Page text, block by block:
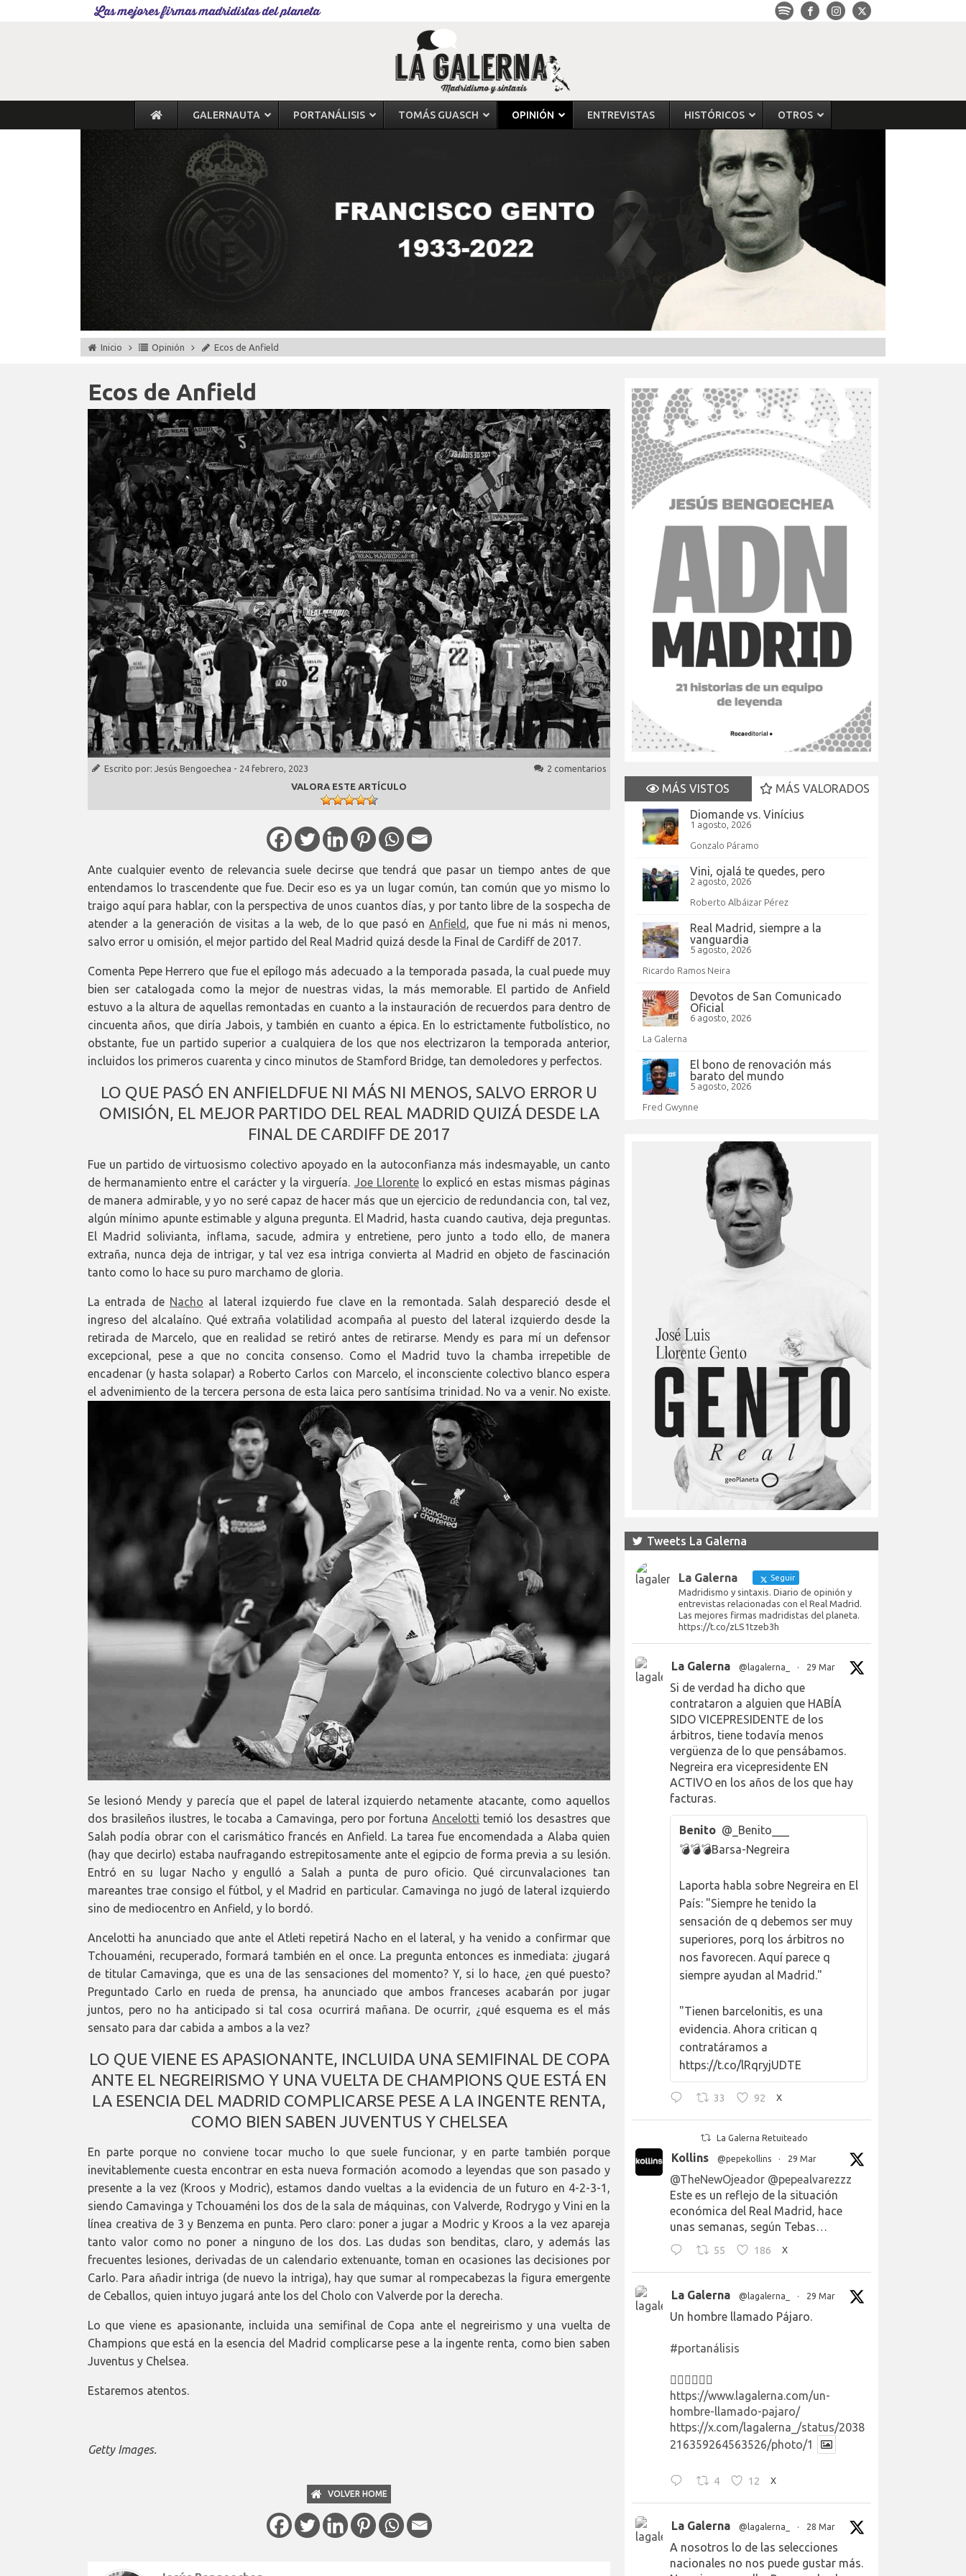
Las mejores firmas madridistas del planeta
GALERNAUTA PORTANÁLISIS TOMÁS GUASCH OPINIÓN ENTREVISTAS HISTÓRICOS OTROS
Inicio Opinión Ecos de Anfield
Ecos de Anfield
Escrito por: Jesús Bengoechea - 24 febrero, 2023
2 comentarios
VALORA ESTE ARTÍCULO
Ante cualquier evento de relevancia suele decirse que tendrá que pasar un tiempo antes de que
entendamos lo trascendente que fue. Decir eso es ya un lugar común, tan común que yo mismo lo
traigo aquí para hablar, con la perspectiva de unos cuantos días, y por tanto libre de la sospecha de
atender a la generación de visitas a la web, de lo que pasó en Anfield
, que fue ni más ni menos,
salvo error u omisión, el mejor partido del Real Madrid quizá desde la Final de Cardiff de 2017.
Comenta Pepe Herrero que fue el epílogo más adecuado a la temporada pasada, la cual puede muy
bien ser catalogada como la mejor de nuestras vidas, la más memorable. El partido de Anfield
estuvo a la altura de aquellas remontadas en cuanto a la instauración de recuerdos para dentro de
cincuenta años, que diría Jabois, y también en cuanto a épica. En lo estrictamente futbolístico, no
obstante, fue un partido superior a cualquiera de los que nos electrizaron la temporada anterior,
incluidos los primeros cuarenta y cinco minutos de Stamford Bridge, tan demoledores y perfectos.
LO QUE PASÓ EN ANFIELDFUE NI MÁS NI MENOS, SALVO ERROR U
OMISIÓN, EL MEJOR PARTIDO DEL REAL MADRID QUIZÁ DESDE LA
FINAL DE CARDIFF DE 2017
Fue un partido de virtuosismo colectivo apoyado en la autoconfianza más indesmayable, un canto
de hermanamiento entre el carácter y la virguería.
Joe Llorentelo explicó en estas mismas páginas
de manera admirable, y yo no seré capaz de hacer más que un ejercicio de redundancia con, tal vez,
algún mínimo apunte estimable y alguna pregunta. El Madrid, hasta cuando cautiva, deja preguntas.
El Madrid solivianta, inflama, sacude, admira y entretiene, pero junto a todo ello, de manera
extraña, nunca deja de intrigar, y tal vez esa intriga convierta al Madrid en objeto de fascinación
tanto como lo hace su puro marchamo de gloria.
La entrada de Nacho al lateral izquierdo fue clave en la remontada. Salah despareció desde el
ingreso del alcalaíno. Qué extraña volatilidad acompaña al puesto del lateral izquierdo desde la
retirada de Marcelo, que en realidad se retiró antes de retirarse. Mendy es para mí un defensor
excepcional, pese a que no concita consenso. Como el Madrid tuvo la chamba irrepetible de
encadenar (y hasta solapar) a Roberto Carlos con Marcelo, el inconsciente colectivo blanco espera
el advenimiento de la tercera persona de esta laica pero santísima trinidad. No va a venir. No existe.
Se lesionó Mendy y parecía que el papel de lateral izquierdo netamente atacante, como aquellos
dos brasileños ilustres, le tocaba a Camavinga, pero por fortunaAncelotti temió los desastres que
Salah podía obrar con el carismático francés en Anfield. La tarea fue encomendada a Alaba quien
(hay que decirlo) estaba naufragando estrepitosamente ante el egipcio de forma previa a su lesión.
Entró en su lugar Nacho y engulló a Salah a punta de puro oficio. Qué circunvalaciones tan
mareantes trae consigo el fútbol, y el Madrid en particular. Camavinga no jugó de lateral izquierdo
sino de mediocentro en Anfield, y lo bordó.
Ancelotti ha anunciado que ante el Atleti repetirá Nacho en el lateral, y ha venido a confirmar que
Tchouaméni, recuperado, formará también en el once. La pregunta entonces es inmediata: ¿jugará
de titular Camavinga, que es una de las sensaciones del momento? Y, si lo hace, ¿en qué puesto?
Preguntado Carlo en rueda de prensa, ha anunciado que ambos franceses acabarán por jugar
juntos, pero no ha anticipado si tal cosa ocurrirá mañana. De ocurrir, ¿qué esquema es el más
sensato para dar cabida a ambos a la vez?
LO QUE VIENE ES APASIONANTE, INCLUIDA UNA SEMIFINAL DE COPA
ANTE EL NEGREIRISMO Y UNA VUELTA DE CHAMPIONS QUE ESTÁ EN
LA ESENCIA DEL MADRID COMPLICARSE PESE A LA INGENTE RENTA,
COMO BIEN SABEN JUVENTUS Y CHELSEA
En parte porque no conviene tocar mucho lo que suele funcionar, y en parte también porque
inevitablemente cuesta encontrar en esta nueva formación acomodo a leyendas que son pasado y
presente a la vez (Kroos y Modric), estamos dando vueltas a la evidencia de un futuro en 4-2-3-1,
siendo Camavinga y Tchouaméni los dos de la sala de máquinas, con Valverde, Rodrygo y Vini en la
línea creativa de 3 y Benzema en punta. Pero claro: poner a jugar a Modric y Kroos a la vez apareja
tanto valor como no poner a ninguno de los dos. Las dudas son benditas, claro, y además las
frecuentes lesiones, derivadas de un calendario extenuante, toman en ocasiones las decisiones por
Carlo. Para añadir intriga (de nuevo la intriga), hay que sumar al rompecabezas la figura emergente
de Ceballos, quien intuyo jugará ante los del Cholo con Valverde por la derecha.
Lo que viene es apasionante, incluida una semifinal de Copa ante el negreirismo y una vuelta de
Champions que está en la esencia del Madrid complicarse pese a la ingente renta, como bien saben
Juventus y Chelsea.
Estaremos atentos.
Getty Images.
VOLVER HOME
MÁS VISTOS
MÁS VALORADOS
Diomande vs. Vinícius
1 agosto, 2026
Gonzalo Páramo
Vini, ojalá te quedes, pero
2 agosto, 2026
Roberto Albáizar Pérez
Real Madrid, siempre a la
vanguardia
5 agosto, 2026
Ricardo Ramos Neira
Devotos de San Comunicado
Oficial
6 agosto, 2026
La Galerna
El bono de renovación más
barato del mundo
5 agosto, 2026
Fred Gwynne
Tweets La Galerna
La Galerna Seguir
Madridismo y sintaxis. Diario de opinión y
entrevistas relacionadas con el Real Madrid.
Las mejores firmas madridistas del planeta.
https://t.co/zLS1tzeb3h
La Galerna @lagalerna_ · 29 Mar
Si de verdad ha dicho que
contrataron a alguien que HABÍA
SIDO VICEPRESIDENTE de los
árbitros, tiene todavía menos
vergüenza de lo que pensábamos.
Negreira era vicepresidente EN
ACTIVO en los años de los que hay
facturas.
Benito @_Benito___
💣💣💣Barsa-Negreira
Laporta habla sobre Negreira en El
País: "Siempre he tenido la
sensación de q debemos ser muy
superiores, porq los árbitros no
nos favorecen. Aquí parece q
siempre ayudan al Madrid."
"Tienen barcelonitis, es una
evidencia. Ahora critican q
contratáramos a
https://t.co/lRqryjUDTE
33 92 X
La Galerna Retuiteado
Kollins @pepekollins · 29 Mar
@TheNewOjeador @pepealvarezzz
Este es un reflejo de la situación
económica del Real Madrid, hace
unas semanas, según Tebas…
55 186 X
La Galerna @lagalerna_ · 29 Mar
Un hombre llamado Pájaro.
#portanálisis
👉🏻👉🏻👉🏻
https://www.lagalerna.com/un-
hombre-llamado-pajaro/
https://x.com/lagalerna_/status/2038
216359264563526/photo/1
4 12 X
La Galerna @lagalerna_ · 28 Mar
A nosotros lo de las selecciones
nacionales no nos puede gustar más.